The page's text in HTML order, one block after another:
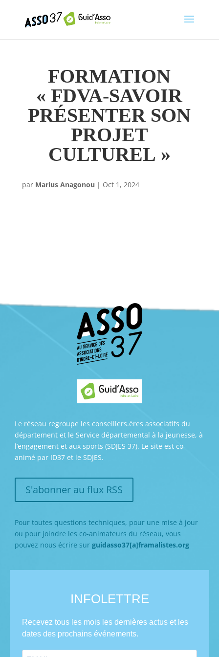
FORMATION
« FDVA-SAVOIR
PRÉSENTER SON
PROJET
CULTUREL »
par Marius Anagonou | Oct 1, 2024
Le réseau regroupe les conseillers.ères associatifs du
département et le Service départemental à la jeunesse, à
l’engagement et aux sports (SDJES 37). Le site est co-
animé par ID37 et le SDJES.
S'abonner au flux RSS
Pour toutes questions techniques, pour une mise à jour
ou pour joindre les co-animateurs du réseau, vous
pouvez nous écrire sur guidasso37[a]framalistes.org